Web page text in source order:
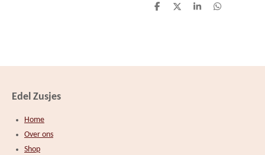
D
D
S
D
Edel Zusjes
Home
Over ons
Shop